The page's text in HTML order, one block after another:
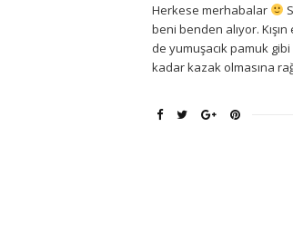
Herkese merhabalar
beni benden alıyor.
de yumuşacık pamuk
kadar kazak olmasına